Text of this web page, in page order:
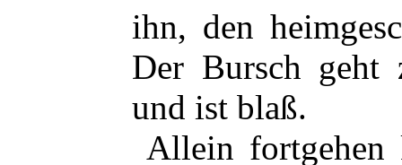
ihn, den
Der Bursch geht
und ist blaß.
Allein fortgehen